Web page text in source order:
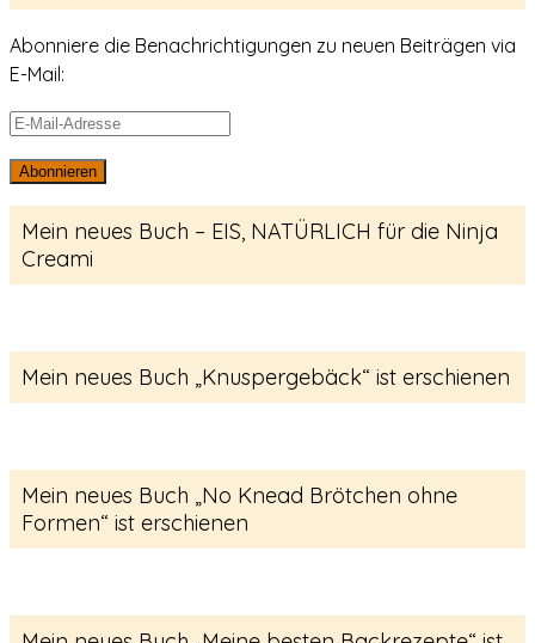
Abonniere die Benachrichtigungen zu neuen Beiträgen via
E-Mail:
E-
Adresse
Abonnieren
Mein neues Buch – EIS, NATÜRLICH für die Ninja
Creami
Mein neues Buch „Knuspergebäck“ ist erschienen
Mein neues Buch „No Knead Brötchen ohne
Formen“ ist erschienen